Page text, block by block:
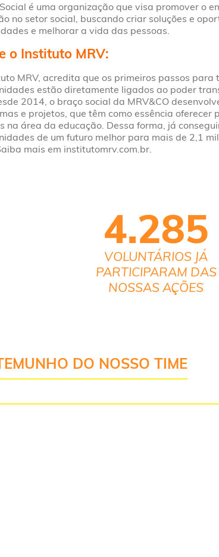
é uma organização que visa promover o
no setor social, buscando criar soluções e
e melhorar a vida das pessoas.
o Instituto MRV:
MRV, acredita que os primeiros passos para
estão diretamente ligados ao poder
2014, o braço social da MRV&CO
e projetos, que têm como essência oferecer
na área da educação. Dessa forma, já
de um futuro melhor para mais de 2,1
mais em institutomrv.com.br.
4.285
VOLUNTÁRIOS JÁ
PARTICIPARAM DAS
NOSSAS AÇÕES
DO NOSSO TIME